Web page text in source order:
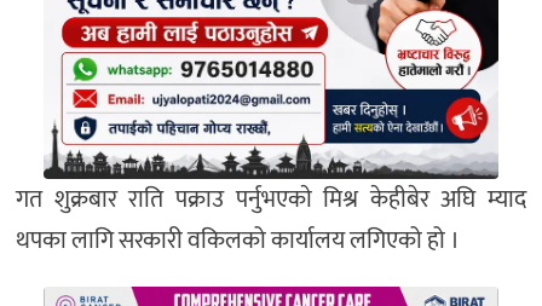
गत शुक्रबार राति पक्राउ पर्नुभएकाे मिश्र केहीबेर अघि म्याद
थपका लागि सरकारी वकिलको कार्यालय लगिएको हो ।